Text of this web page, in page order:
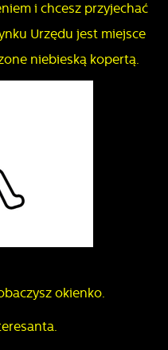
i chcesz przyjechać
Urzędu jest miejsce
niebieską kopertą.
okienko.